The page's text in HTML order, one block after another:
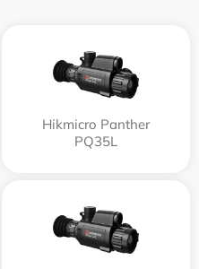
Hikmicro Panther
PQ35L